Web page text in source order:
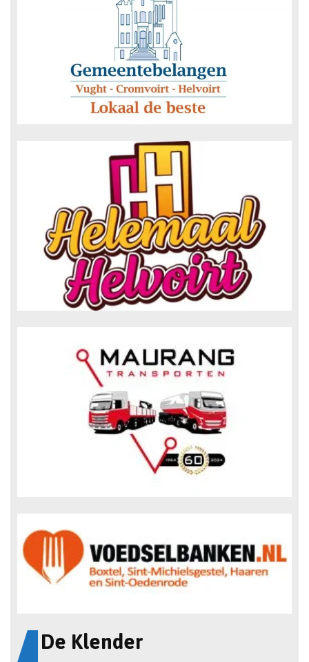
De Klender